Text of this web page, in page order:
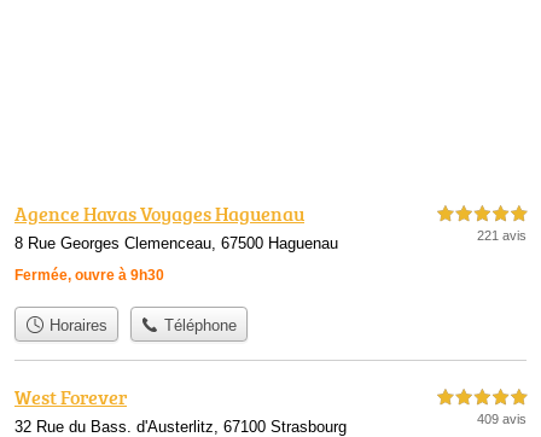
Agence Havas Voyages Haguenau
8 Rue Georges Clemenceau, 67500 Haguenau
Fermée, ouvre à 9h30
5,0 étoiles sur 5
221 avis
Horaires Téléphone
West Forever
32 Rue du Bass. d'Austerlitz, 67100 Strasbourg
5,0 étoiles sur 5
409 avis